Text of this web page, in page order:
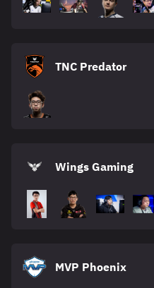
TNC Predator
Wings Gaming
MVP Phoenix